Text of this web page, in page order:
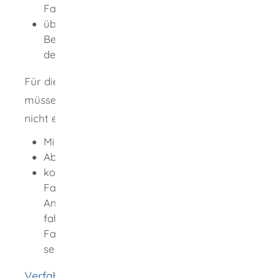
Fahrlehrerprüfungen nachweist,
über die für die Ausübung der
Berufstätigkeit erforderlichen Kenntnisse
der deutschen Sprache verfügt.
Für die Erteilung der Anwärterbefugnis
müssen nachfolgende Voraussetzungen noch
nicht erfüllt sein:
Mindestalter,
Abschluss der Ausbildung zum Fahrlehrer
komplette Absolvierung der
Fahrlehrerprüfungen (für die
Anwärterbefugnis müssen die
fahrpraktische Prüfung und
Fachkundeprüfung erfolgreich absolviert
sein)